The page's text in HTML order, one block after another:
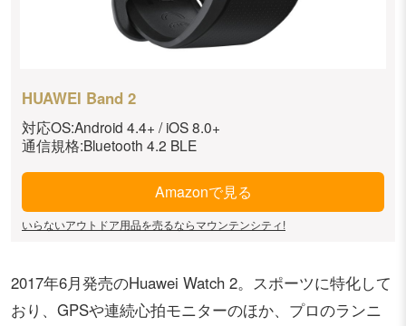
HUAWEI Band 2
対応OS:Android 4.4+ / iOS 8.0+
通信規格:Bluetooth 4.2 BLE
Amazonで見る
いらないアウトドア用品を売るならマウンテンシティ!
2017年6月発売のHuawei Watch 2。スポーツに特化して
おり、GPSや連続心拍モニターのほか、プロのランニ